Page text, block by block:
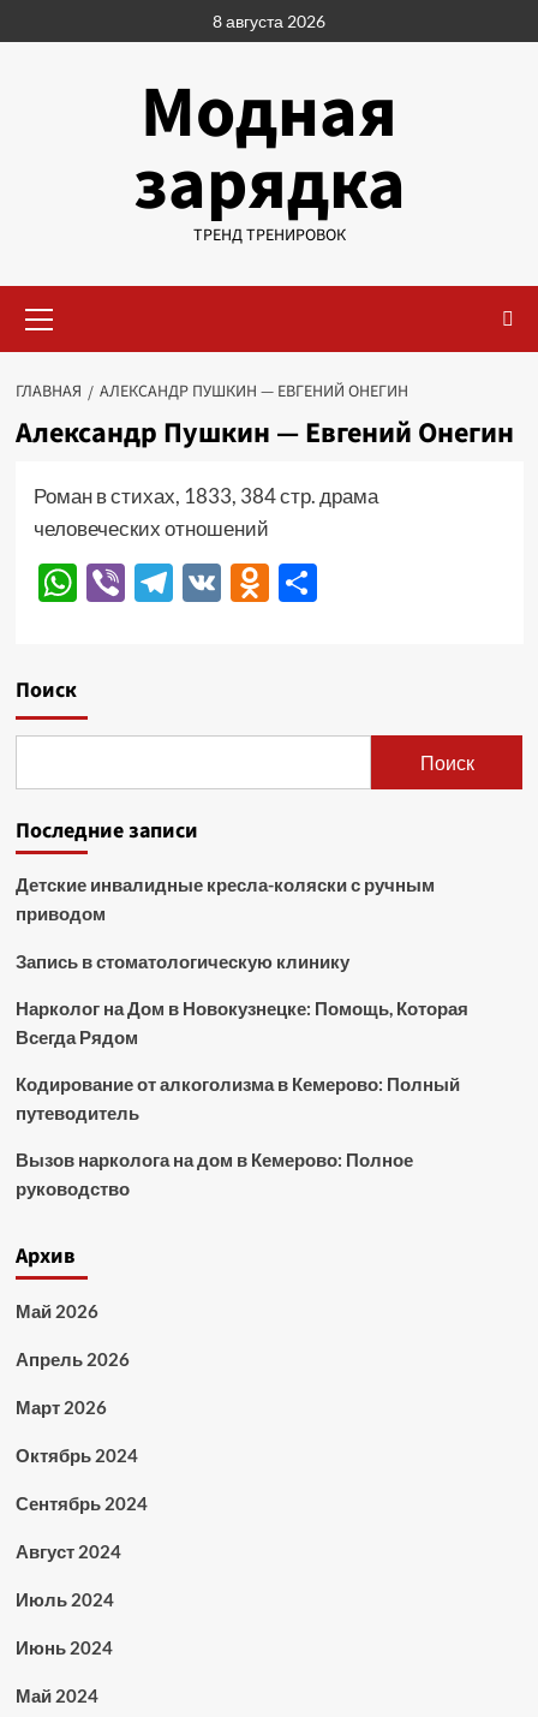
к
8 августа 2026
Модная
зарядка
ТРЕНД ТРЕНИРОВОК
меню
ГЛАВНАЯ АЛЕКСАНДР ПУШКИН — ЕВГЕНИЙ ОНЕГИН
Александр Пушкин — Евгений Онегин
Роман в стихах, 1833, 384 стр. драма
человеческих отношений
WhatsApp
ViberTelegram
VKOdnoklassniki
Отправить
Поиск
Поиск
Последние записи
Детские инвалидные кресла-коляски с ручным
приводом
Запись в стоматологическую клинику
Нарколог на Дом в Новокузнецке: Помощь, Которая
Всегда Рядом
Кодирование от алкоголизма в Кемерово: Полный
путеводитель
Вызов нарколога на дом в Кемерово: Полное
руководство
Архив
Май 2026
Апрель 2026
Март 2026
Октябрь 2024
Сентябрь 2024
Август 2024
Июль 2024
Июнь 2024
Май 2024